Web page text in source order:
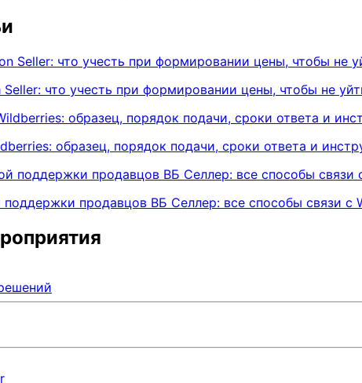
что учесть при формировании цены, чтобы не
образец, порядок подачи, сроки ответа и
поддержки продавцов ВБ Селлер: все способы связи с